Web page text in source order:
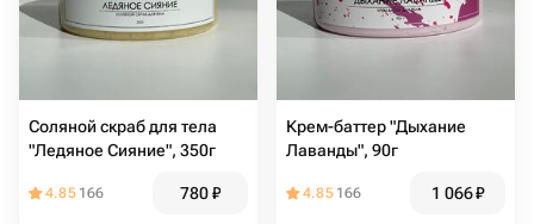
Соляной скраб для тела
"Ледяное Сияние", 350г
4.85 166 780₽
Крем-баттер "Дыхание
Лаванды", 90г
4.85 166 1 066₽